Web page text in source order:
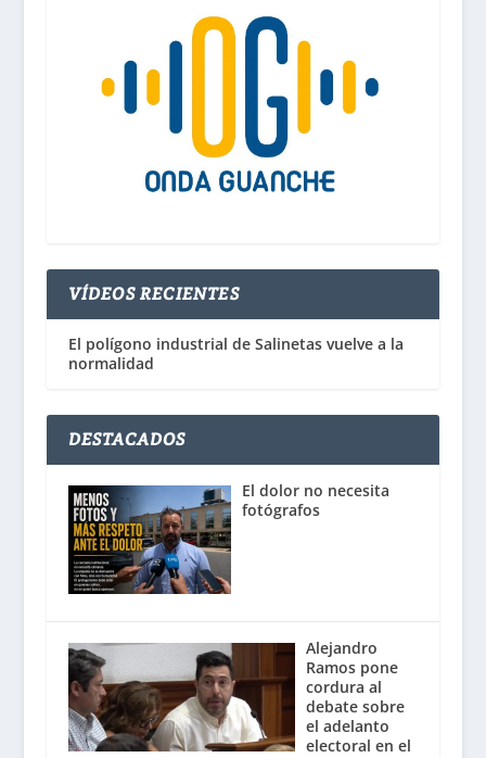
VÍDEOS RECIENTES
El polígono industrial de Salinetas vuelve a la
normalidad
DESTACADOS
El dolor no necesita
fotógrafos
Alejandro
Ramos pone
cordura al
debate sobre
el adelanto
electoral en el